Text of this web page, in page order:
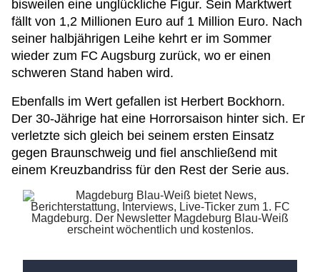
bisweilen eine unglückliche Figur. Sein Marktwert
fällt von 1,2 Millionen Euro auf 1 Million Euro. Nach
seiner halbjährigen Leihe kehrt er im Sommer
wieder zum FC Augsburg zurück, wo er einen
schweren Stand haben wird.
Ebenfalls im Wert gefallen ist Herbert Bockhorn.
Der 30-Jährige hat eine Horrorsaison hinter sich. Er
verletzte sich gleich bei seinem ersten Einsatz
gegen Braunschweig und fiel anschließend mit
einem Kreuzbandriss für den Rest der Serie aus.